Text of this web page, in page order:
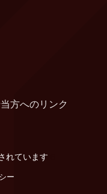
当方へのリンク
れています
ー